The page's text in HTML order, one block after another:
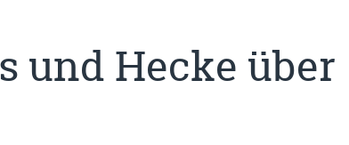
und Hecke über